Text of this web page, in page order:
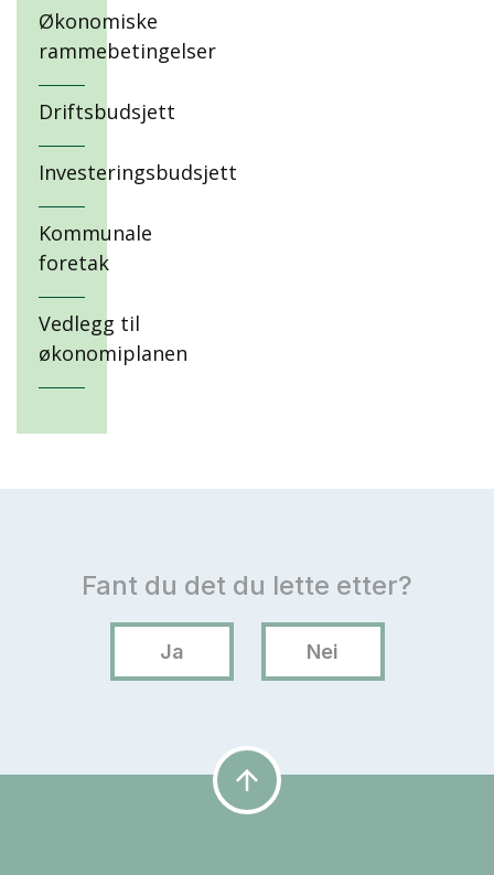
Økonomiske
rammebetingelser
Driftsbudsjett
Investeringsbudsjett
Kommunale
foretak
Vedlegg til
økonomiplanen
arrow_upward